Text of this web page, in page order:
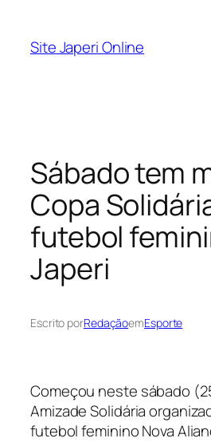
Site Japeri Online
Sábado tem
Copa
futebol
Japeri
Escrito porRedaçãoemEsporte
Começou neste sábado
Amizade Solidária
futebol feminino Nova